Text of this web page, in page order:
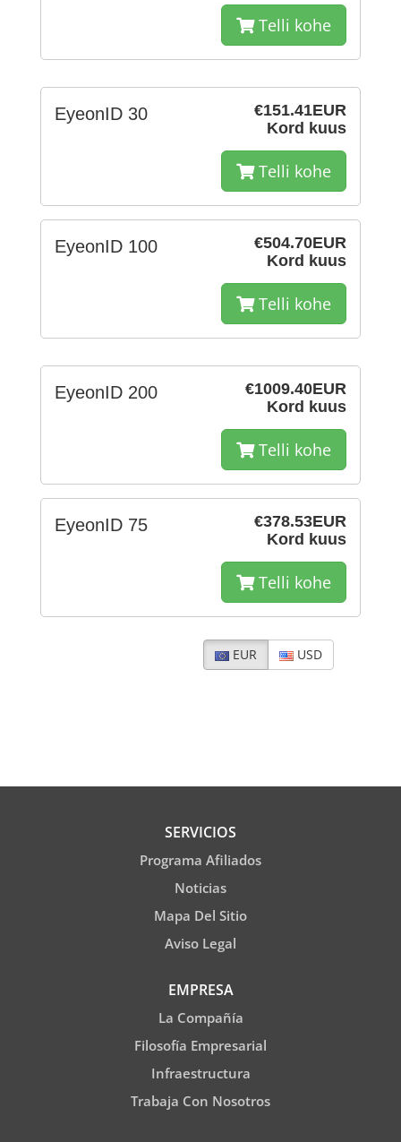
Telli kohe
€151.41EUR
Kord kuus
EyeonID 30
Telli kohe
€504.70EUR
Kord kuus
EyeonID 100
Telli kohe
€1009.40EUR
Kord kuus
EyeonID 200
Telli kohe
€378.53EUR
Kord kuus
EyeonID 75
Telli kohe
EUR USD
SERVICIOS
Programa Afiliados
Noticias
Mapa Del Sitio
Aviso Legal
EMPRESA
La Compañía
Filosofía Empresarial
Infraestructura
Trabaja Con Nosotros